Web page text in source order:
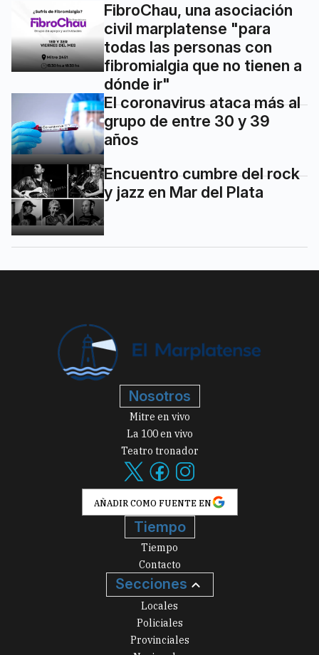
FibroChau, una asociación
civil marplatense "para
todas las personas con
fibromialgia que no tienen a
dónde ir"
El coronavirus ataca más al
grupo de entre 30 y 39
años
Encuentro cumbre del rock
y jazz en Mar del Plata
Nosotros
Mitre en vivo
La 100 en vivo
Teatro tronador
AÑADIR COMO FUENTE EN
Tiempo
Tiempo
Contacto
Secciones
Locales
Policiales
Provinciales